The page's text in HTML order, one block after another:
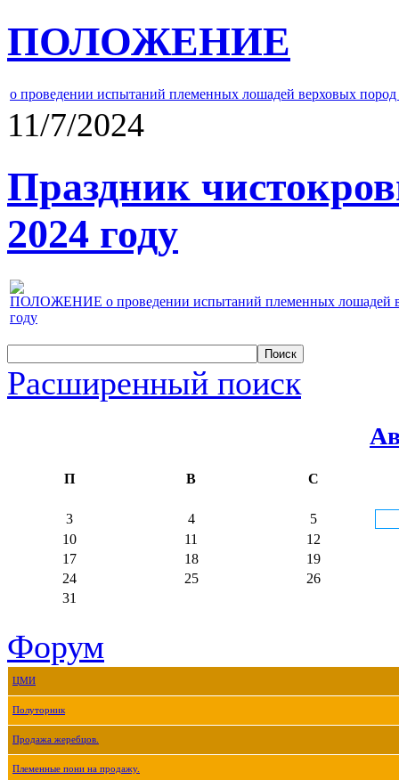
ПОЛОЖЕНИЕ
о проведении испытаний племенных лошадей верховых
11/7/2024
Праздник
2024 году
ПОЛОЖЕНИЕ о проведении испытаний племенных лошадей
году
Расширенный поиск
П В С
3 4
5
10
11
12
17
18
19
24
25
26
31
Форум
ЦМИ
Полуторник
Продажа жеребцов.
Племенные пони на продажу.